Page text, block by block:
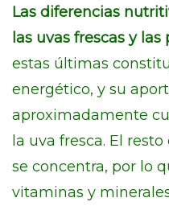
Las diferencias
las uvas frescas y
estas últimas
energético, y su
aproximadamente
la uva fresca. El
se concentra, por lo
vitaminas y